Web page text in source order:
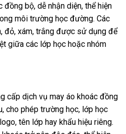
bộ, dễ nhận diện, thể hiện
môi trường học đường. Các
đỏ, xám, trắng được sử dụng để
giữa các lớp học hoặc nhóm
cấp dịch vụ may áo khoác đồng
cho phép trường học, lớp học
tên lớp hay khẩu hiệu riêng.